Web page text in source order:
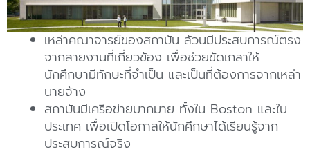
เหล่าคณาจารย์ของสถาบัน ล้วนมีประสบการณ์ตรง
จากสายงานที่เกี่ยวข้อง เพื่อช่วยขัดเกลาให้
นักศึกษามีทักษะที่จำเป็น และเป็นที่ต้องการจากเหล่า
นายจ้าง
สถาบันมีเครือข่ายมากมาย ทั้งใน Boston และใน
ประเทศ เพื่อเปิดโอกาสให้นักศึกษาได้เรียนรู้จาก
ประสบการณ์จริง